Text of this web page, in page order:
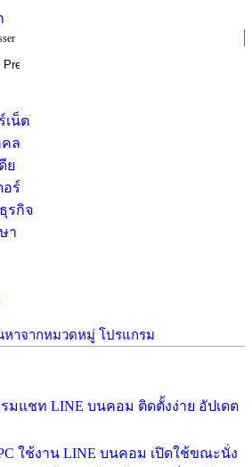
เน็ต
ล
ย
อร์
รกิจ
า
หาจากหมวดหมู่ โปรแกรม
รมแชท LINE บนคอม ติดตั้งง่าย อัปเดต
ใช้งาน LINE บนคอม เปิดใช้ขณะนั่ง